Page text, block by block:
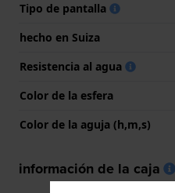
Tipo de pantalla
hecho en Suiza
Resistencia al agua
Color de la esfera
Color de la aguja (h,m,s)
información de la caja